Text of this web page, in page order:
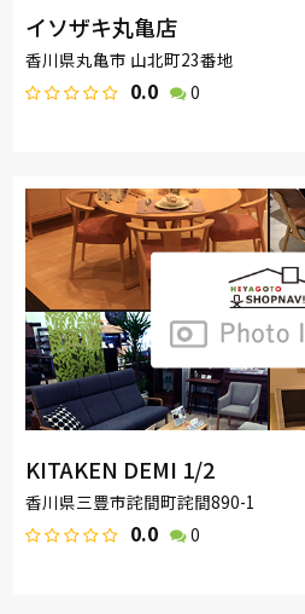
イソザキ丸亀店
香川県丸亀市 山北町23番地
0.0 0
KITAKEN DEMI 1/2
香川県三豊市詫間町詫間890-1
0.0 0